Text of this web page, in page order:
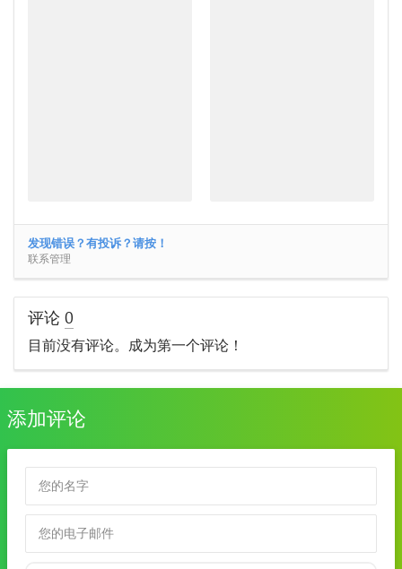
发现错误？有投诉？请按！
联系管理
评论 0
目前没有评论。成为第一个评论！
添加评论